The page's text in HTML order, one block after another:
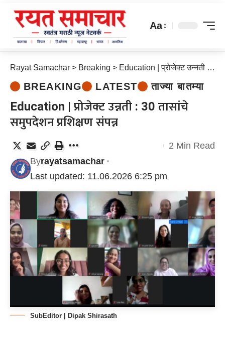
Aa
Rayat Samachar > Breaking > Education | प्रोजेक्ट उन्नती : 30 तासांचे समुपदेशन प्रशिक्षण संपन्न
BREAKING LATEST ताज्या बातम्या
Education | प्रोजेक्ट उन्नती : 30 तासांचे
समुपदेशन प्रशिक्षण संपन्न
Last updated: 11.06.2026 6:25 pm
Byrayatsamachar
2 Min Read
SubEditor | Dipak Shirasath